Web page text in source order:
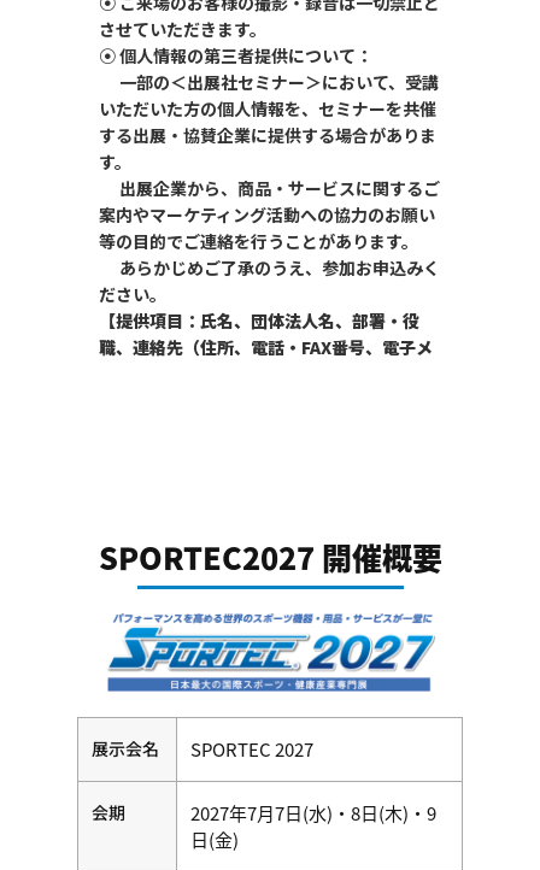
SPORTEC2027 開催概要
展示会名 SPORTEC 2027
会期
2027年7月7日(水)・8日(木)・9
日(金)